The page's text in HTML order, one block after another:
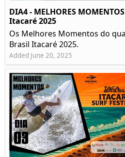
DIA4 - MELHORES
Itacaré 2025
Os Melhores Momentos do
Brasil Itacaré 2025.
Added June 20, 2025